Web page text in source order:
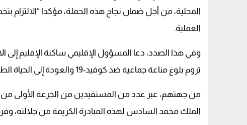
المحلية، من أجل ضمان نجاح هذه الحملة، مؤكدا
العملية.
وفي هذا الصدد، دعا المسؤول الإقليمي ساكنة الإقليم
تروم بلوغ مناعة جماعية ضد كوفيد-19 والعودة إلى الحياة الطبيعية.
الملك محمد السادس لهذه المبادرة الكريمة من جلالته،